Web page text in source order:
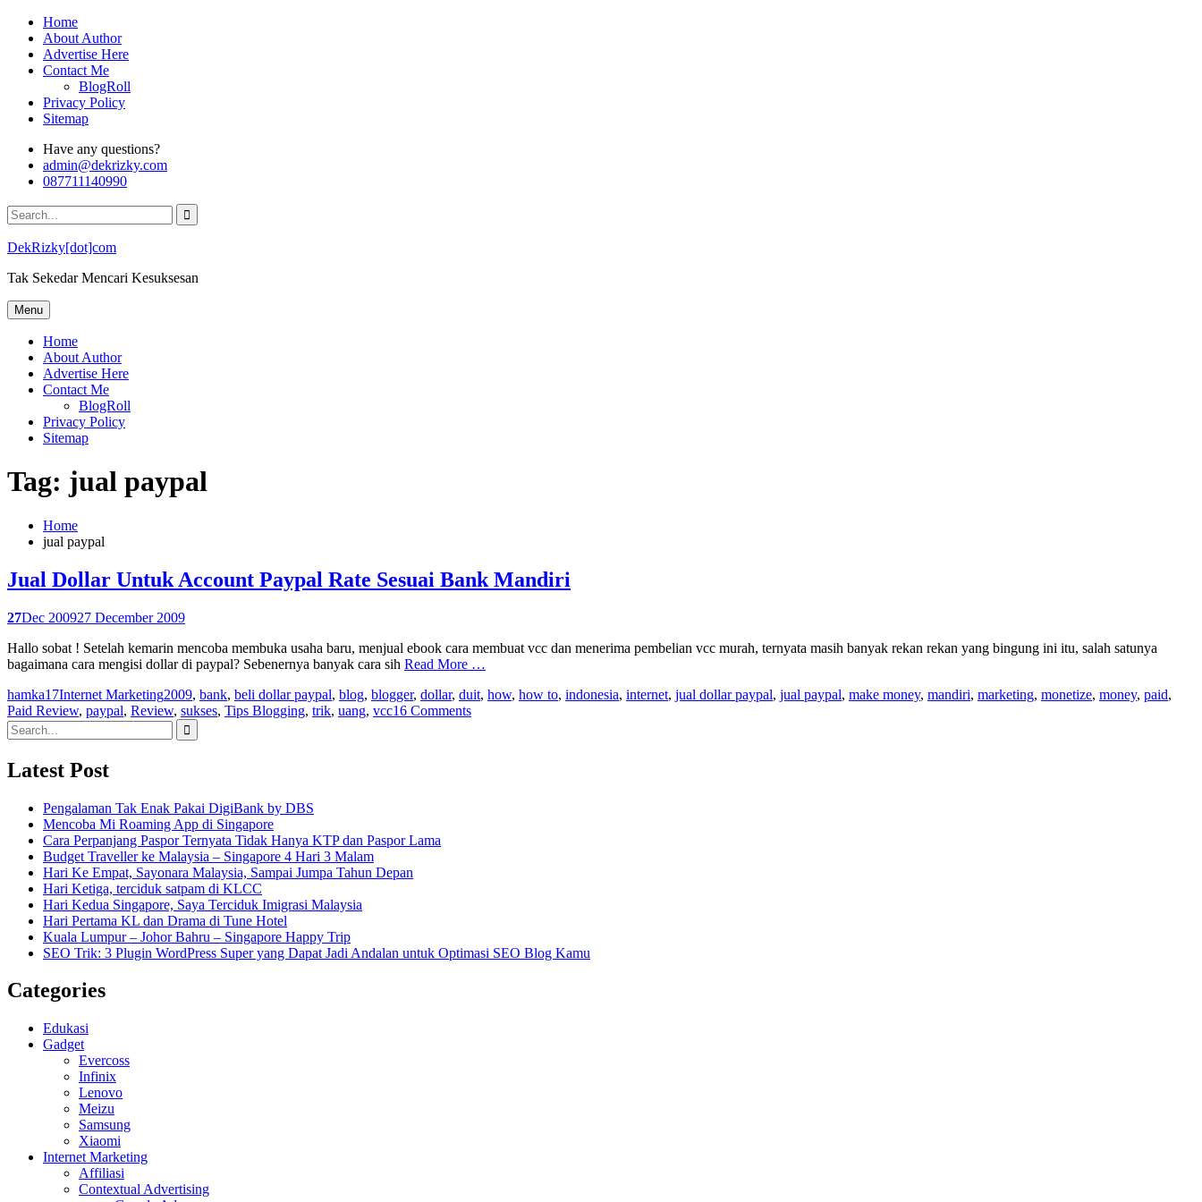
Skip
content
Home
About Author
Advertise Here
Contact Me
BlogRoll
Privacy Policy
Sitemap
Have any questions?
admin@dekrizky.com
087711140990
Search
for:
DekRizky[dot]com
Tak Sekedar Mencari Kesuksesan
Menu
Home
About Author
Advertise Here
Contact Me
BlogRoll
Privacy Policy
Sitemap
Tag: jual paypal
Home
jual paypal
Jual Dollar Untuk Account Paypal Rate Sesuai Bank Mandiri
27Dec 200927 December 2009
Hallo sobat ! Setelah kemarin mencoba membuka usaha baru, menjual ebook cara membuat vcc dan menerima pembelian vcc murah, ternyata masih banyak rekan rekan yang bingung ini itu, salah satunya
bagaimana cara mengisi dollar di paypal? Sebenernya banyak cara sih Read More …
hamka17Internet Marketing2009, bank, beli dollar paypal, blog, blogger, dollar, duit, how, how to, indonesia, internet, jual dollar paypal, jual paypal, make money, mandiri, marketing, monetize, money, paid,
Paid Review, paypal, Review, sukses, Tips Blogging, trik, uang, vcc16 Comments
Search
for:
Latest Post
Pengalaman Tak Enak Pakai DigiBank by DBS
Mencoba Mi Roaming App di Singapore
Cara Perpanjang Paspor Ternyata Tidak Hanya KTP dan Paspor Lama
Budget Traveller ke Malaysia – Singapore 4 Hari 3 Malam
Hari Ke Empat, Sayonara Malaysia, Sampai Jumpa Tahun Depan
Hari Ketiga, terciduk satpam di KLCC
Hari Kedua Singapore, Saya Terciduk Imigrasi Malaysia
Hari Pertama KL dan Drama di Tune Hotel
Kuala Lumpur – Johor Bahru – Singapore Happy Trip
SEO Trik: 3 Plugin WordPress Super yang Dapat Jadi Andalan untuk Optimasi SEO Blog Kamu
Categories
Edukasi
Gadget
Evercoss
Infinix
Lenovo
Meizu
Samsung
Xiaomi
Internet Marketing
Affiliasi
Contextual Advertising